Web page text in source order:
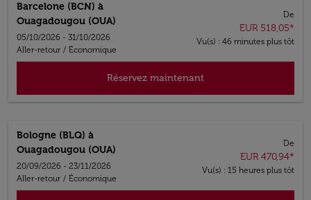
Barcelone (BCN) à
Ouagadougou (OUA)
05/10/2026 - 31/10/2026
Aller-retour / Économique
De
EUR 518,05*
Vu(s) : 46 minutes plus tôt
Réservez maintenant
Bologne (BLQ) à
Ouagadougou (OUA)
20/09/2026 - 23/11/2026
Aller-retour / Économique
De
EUR 470,94*
Vu(s) : 15 heures plus tôt